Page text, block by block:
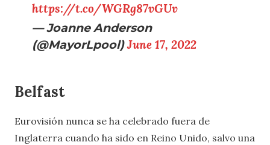
https://t.co/WGRg87vGUv
— Joanne Anderson
(@MayorLpool)June 17, 2022
Belfast
Eurovisión nunca se ha celebrado fuera de
Inglaterra cuando ha sido en Reino Unido, salvo una